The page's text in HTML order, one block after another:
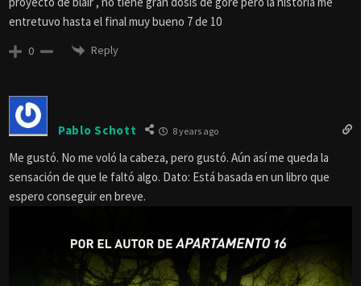
entretuvo hasta el final muy bueno 7 de 10
0 Reply
Pablo Schott 8 years ago
Me gustó. No me voló la cabeza, pero gustó. Aún así me queda la
sensación de que le faltó algo. Dato: Está basada en un libro que
espero conseguir en breve.